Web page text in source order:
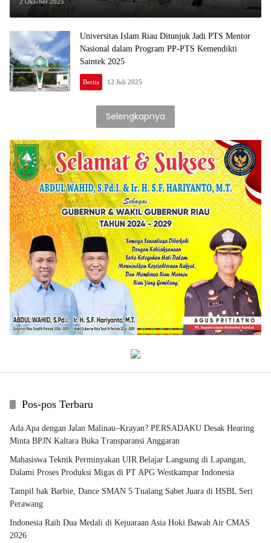
Universitas Islam Riau Ditunjuk Jadi PTS Mentor
Nasional dalam Program PP-PTS Kemendikti
Saintek 2025
Berita 12 Juli 2025
Selengkapnya
Pos-pos Terbaru
Ada Apa dengan Jalan Malinau–Krayan? PERSADAKU Desak Hearing
Minta BPJN Kaltara Buka Transparansi Anggaran
Mahasiswa Teknik Perminyakan UIR Belajar Langsung di Lapangan,
Dalami Proses Produksi Migas di PT APG Westkampar Indonesia
Tampil bak Barbie, Dance SMAN 5 Tualang Sabet Juara di HSBL Seri
Perawang
Indonesia Raih Dua Medali di Kejuaraan Asia Hoki Bawah Air CMAS
2026